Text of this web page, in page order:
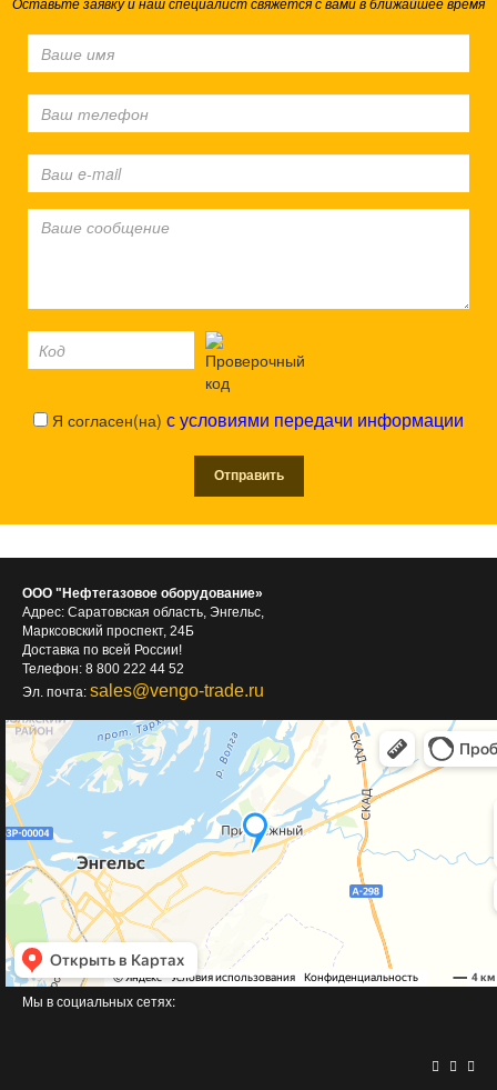
Я согласен(на) с условиями передачи информации
ООО "Нефтегазовое оборудование»
Адрес: Саратовская область, Энгельс,
Марксовский проспект, 24Б
Доставка по всей России!
Телефон: 8 800 222 44 52
Эл. почта: sales@vengo-trade.ru
Мы в социальных сетях: